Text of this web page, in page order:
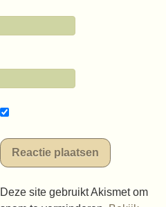
Deze site gebruikt Akismet om